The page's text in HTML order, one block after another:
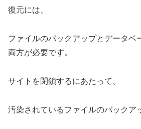
復元には、
ファイルのバックアップとデータベ
両方が必要です。
サイトを閉鎖するにあたって、
汚染されているファイルのバックア